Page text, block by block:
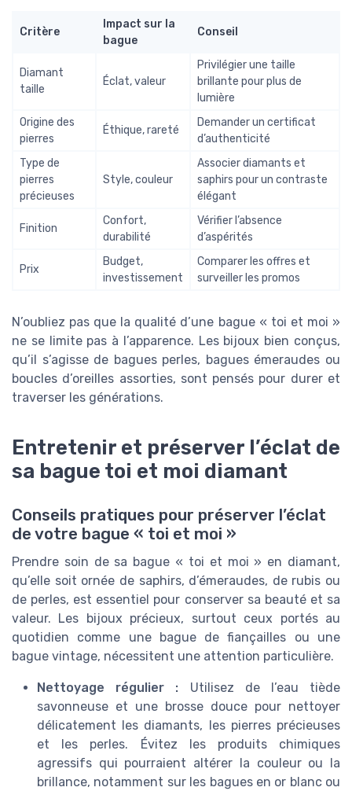
Critère
Impact sur la
bague
Conseil
Diamant
taille
Éclat, valeur
Privilégier une taille
brillante pour plus de
lumière
Origine des
pierres
Éthique, rareté
Demander un certificat
d’authenticité
Type de
pierres
précieuses
Style, couleur
Associer diamants et
saphirs pour un contraste
élégant
Finition
Confort,
durabilité
Vérifier l’absence
d’aspérités
Prix
Budget,
investissement
Comparer les offres et
surveiller les promos
N’oubliez pas que la qualité d’une bague « toi et moi »
ne se limite pas à l’apparence. Les bijoux bien conçus,
qu’il s’agisse de bagues perles, bagues émeraudes ou
boucles d’oreilles assorties, sont pensés pour durer et
traverser les générations.
Entretenir et préserver l’éclat de
sa bague toi et moi diamant
Conseils pratiques pour préserver l’éclat
de votre bague « toi et moi »
Prendre soin de sa bague « toi et moi » en diamant,
qu’elle soit ornée de saphirs, d’émeraudes, de rubis ou
de perles, est essentiel pour conserver sa beauté et sa
valeur. Les bijoux précieux, surtout ceux portés au
quotidien comme une bague de fiançailles ou une
bague vintage, nécessitent une attention particulière.
Nettoyage régulier : Utilisez de l’eau tiède
savonneuse et une brosse douce pour nettoyer
délicatement les diamants, les pierres précieuses
et les perles. Évitez les produits chimiques
agressifs qui pourraient altérer la couleur ou la
brillance, notamment sur les bagues en or blanc ou